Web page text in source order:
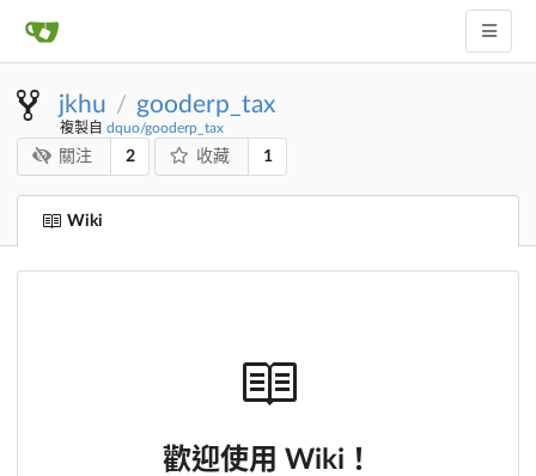
jkhu / gooderp_tax
複製自 dquo/gooderp_tax
關注 2 收藏 1
Wiki
歡迎使用 Wiki！